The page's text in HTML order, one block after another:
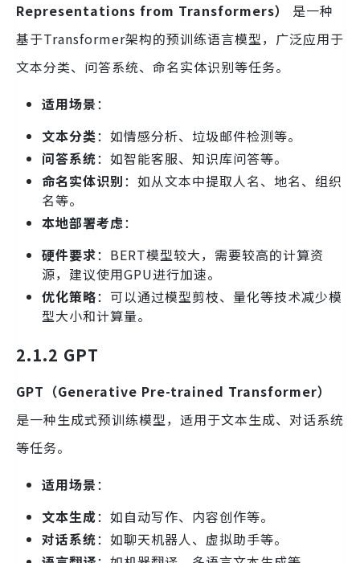
Representations from Transformers）
是一种
基于Transformer架构的预训练语言模型，广泛应用于
文本分类、问答系统、命名实体识别等任务。
适用场景：
文本分类：如情感分析、垃圾邮件检测等。
问答系统：如智能客服、知识库问答等。
命名实体识别：如从文本中提取人名、地名、组织
名等。
本地部署考虑：
硬件要求：BERT模型较大，需要较高的计算资
源，建议使用GPU进行加速。
优化策略：可以通过模型剪枝、量化等技术减少模
型大小和计算量。
2.1.2 GPT
GPT（Generative Pre-trained Transformer）
是一种生成式预训练模型，适用于文本生成、对话系统
等任务。
适用场景：
文本生成：如自动写作、内容创作等。
对话系统：如聊天机器人、虚拟助手等。